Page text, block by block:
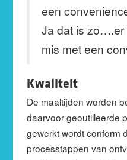
een
Ja dat is zo….er
mis met een
Kwaliteit
De maaltijden worden
daarvoor geoutilleerde
gewerkt wordt conform
processtappen van